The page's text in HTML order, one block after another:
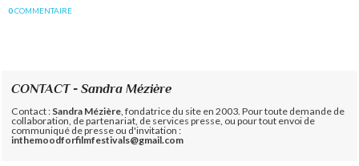
0COMMENTAIRE
CONTACT - Sandra Mézière
Contact : Sandra Mézière , fondatrice du site en 2003. Pour toute demande de
collaboration, de partenariat, de services presse, ou pour tout envoi de
communiqué de presse ou d'invitation :
inthemoodforfilmfestivals@gmail.com